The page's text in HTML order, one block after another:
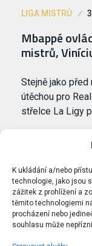
K ukládání a/nebo
technologie, jako jsou
zážitek z prohlížení a
těmito technologiemi
procházení nebo
souhlasu může
LIGA MISTRŮ
Mbappé
mistrů,
Stejně jako
útěchou pro
střelce La Ligy